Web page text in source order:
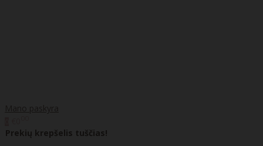
Mano paskyra
Prekių krepšelis tuščias!